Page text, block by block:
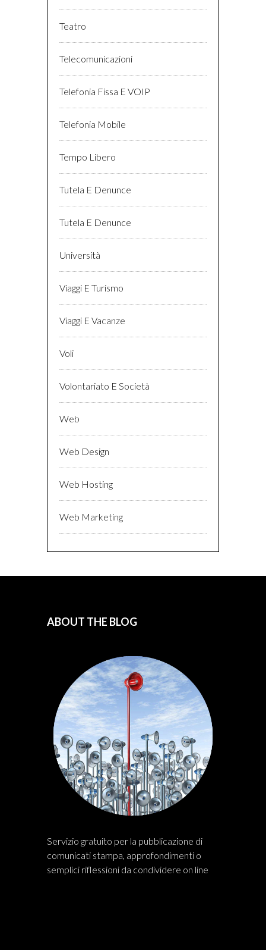
Teatro
Telecomunicazioni
Telefonia Fissa E VOIP
Telefonia Mobile
Tempo Libero
Tutela E Denunce
Tutela E Denunce
Università
Viaggi E Turismo
Viaggi E Vacanze
Voli
Volontariato E Società
Web
Web Design
Web Hosting
Web Marketing
ABOUT THE BLOG
Servizio gratuito per la pubblicazione di
comunicati stampa, approfondimenti o
semplici riflessioni da condividere on line